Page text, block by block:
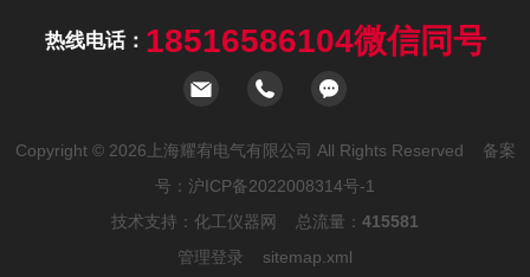
热线电话： 18516586104微信同号
Copyright © 2026上海耀宥电气有限公司 All Rights Reserved 备案
号： 沪ICP备2022008314号-1
技术支持： 化工仪器网 总流量： 415581
管理登录
sitemap.xml